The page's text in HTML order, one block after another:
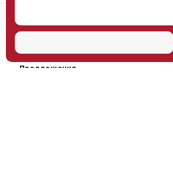
Научная школа
Услуги
Предложения